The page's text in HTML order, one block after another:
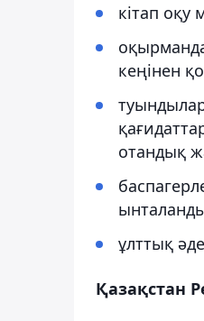
кітап оқу
кеңінен
отандық
ұлттық
Қазақстан